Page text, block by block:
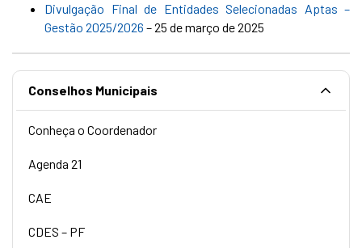
Divulgação Final de Entidades Selecionadas Aptas –
Gestão 2025/2026 – 25 de março de 2025
Conselhos Municipais
Conheça o Coordenador
Agenda 21
CAE
CDES – PF